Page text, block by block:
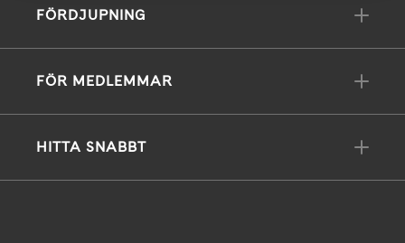
FÖRDJUPNING
FÖR MEDLEMMAR
HITTA SNABBT